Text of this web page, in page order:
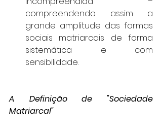
compreendendo assim a
grande amplitude das formas
sociais matriarcais de forma
sistemática e com
sensibilidade.
A Definição de "Sociedade
Matriarcal"